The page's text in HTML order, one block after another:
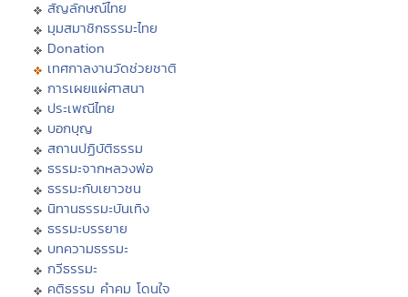
สัญลักษณ์ไทย
มุมสมาชิกธรรมะไทย
Donation
เทศกาลงานวัดช่วยชาติ
การเผยแผ่ศาสนา
ประเพณีไทย
บอกบุญ
สถานปฏิบัติธรรม
ธรรมะจากหลวงพ่อ
ธรรมะกับเยาวชน
นิทานธรรมะบันเทิง
ธรรมะบรรยาย
บทความธรรมะ
กวีธรรมะ
คติธรรม คำคม โดนใจ